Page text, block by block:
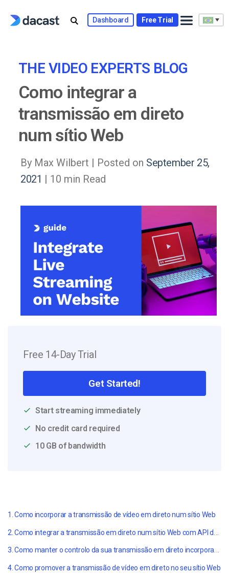
Dashboard Free Trial
THE VIDEO EXPERTS BLOG
Como integrar a
transmissão em direto
num sítio Web
By Max Wilbert | Posted on September 25,
2021 | 10 min Read
Free 14-Day Trial
Get Started!
Start streaming immediately
No credit card required
10 GB of bandwidth
1. Como incorporar a transmissão de vídeo em direto num sítio Web
3. Como manter o controlo da sua transmissão em direto incorporada
4. Como promover a transmissão de vídeo em direto no seu sítio Web